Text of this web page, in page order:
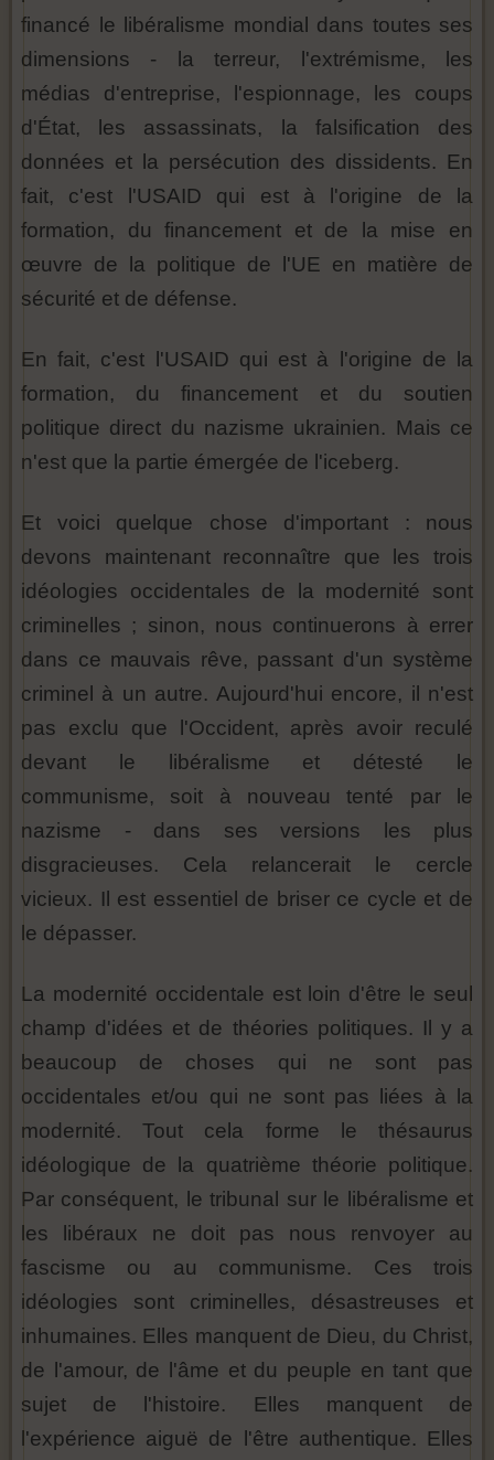
financé le libéralisme mondial dans toutes ses
dimensions - la terreur, l'extrémisme, les
médias d'entreprise, l'espionnage, les coups
d'État, les assassinats, la falsification des
données et la persécution des dissidents. En
fait, c'est l'USAID qui est à l'origine de la
formation, du financement et de la mise en
œuvre de la politique de l'UE en matière de
sécurité et de défense.
En fait, c'est l'USAID qui est à l'origine de la
formation, du financement et du soutien
politique direct du nazisme ukrainien. Mais ce
n'est que la partie émergée de l'iceberg.
Et voici quelque chose d'important : nous
devons maintenant reconnaître que les trois
idéologies occidentales de la modernité sont
criminelles ; sinon, nous continuerons à errer
dans ce mauvais rêve, passant d'un système
criminel à un autre. Aujourd'hui encore, il n'est
pas exclu que l'Occident, après avoir reculé
devant le libéralisme et détesté le
communisme, soit à nouveau tenté par le
nazisme - dans ses versions les plus
disgracieuses. Cela relancerait le cercle
vicieux. Il est essentiel de briser ce cycle et de
le dépasser.
La modernité occidentale est loin d'être le seul
champ d'idées et de théories politiques. Il y a
beaucoup de choses qui ne sont pas
occidentales et/ou qui ne sont pas liées à la
modernité. Tout cela forme le thésaurus
idéologique de la quatrième théorie politique.
Par conséquent, le tribunal sur le libéralisme et
les libéraux ne doit pas nous renvoyer au
fascisme ou au communisme. Ces trois
idéologies sont criminelles, désastreuses et
inhumaines. Elles manquent de Dieu, du Christ,
de l'amour, de l'âme et du peuple en tant que
sujet de l'histoire. Elles manquent de
l'expérience aiguë de l'être authentique. Elles